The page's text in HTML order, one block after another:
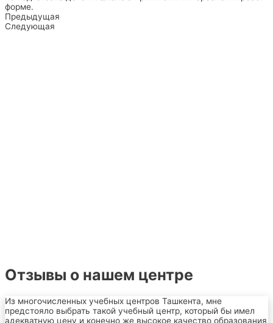
Предыдущая
Следующая
Отзывы о нашем центре
Из многочисленных учебных центров Ташкента, мне
предстояло выбрать такой учебный центр, который бы имел
адекватную цену и конечно же высокое качество образования